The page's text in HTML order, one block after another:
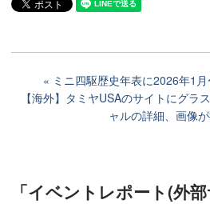
ミニ四駆歴史年表に2026年1
【海外】タミヤUSAのサイトにグラ
ャルの詳細、画像
「イベントレポート(外